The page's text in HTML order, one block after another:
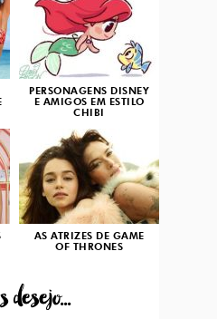
PERSONAGENS DISNEY
E AMIGOS EM ESTILO
CHIBI
AS ATRIZES DE GAME
OF THRONES
desejo...